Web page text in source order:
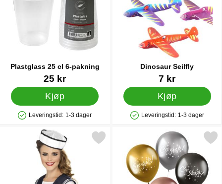
Plastglass 25 cl 6-pakning
Varenummer 90857
25 kr
Kjøp
Produkttilgjengelighet: På lager
Leveringstid: 1-3 dager
Dinosaur Seilfly
Varenummer 12473
7 kr
Kjøp
Produkttilgjengelighet: På lager
Leveringstid: 1-3 dager
Merk sjømann Tilbehørskit som favoritt
Merk metal Shine